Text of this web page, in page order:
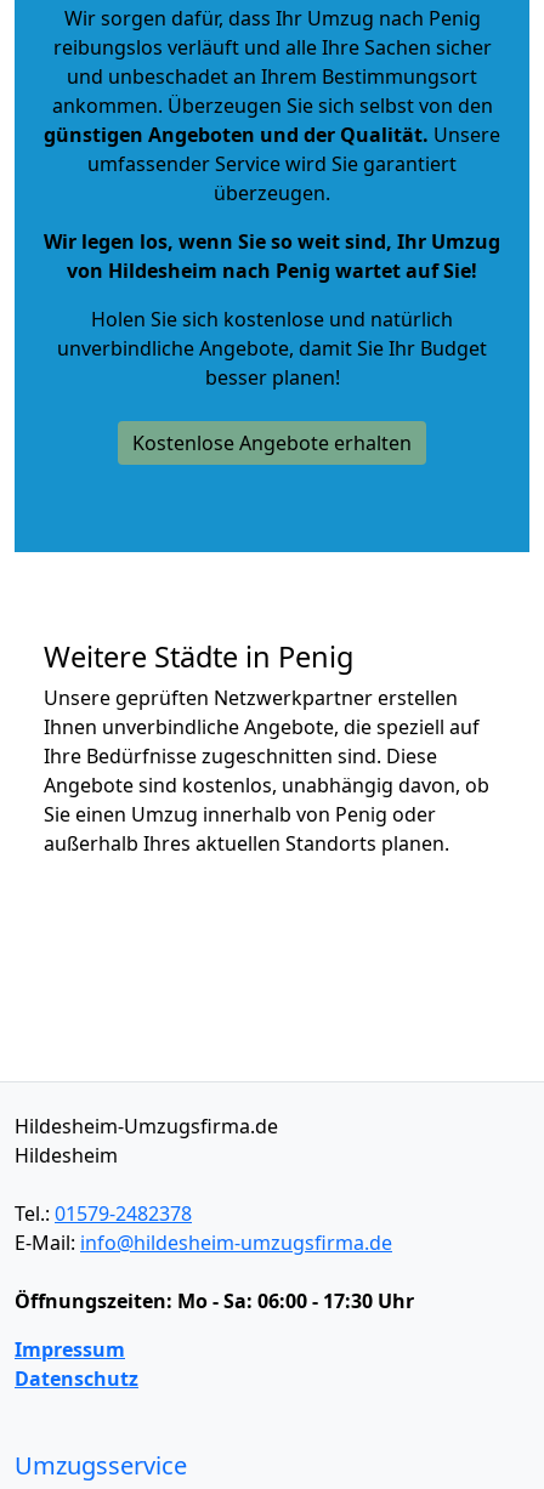
Wir sorgen dafür, dass Ihr Umzug nach Penig
reibungslos verläuft und alle Ihre Sachen sicher
und unbeschadet an Ihrem Bestimmungsort
ankommen. Überzeugen Sie sich selbst von den
günstigen Angeboten und der Qualität. Unsere
umfassender Service wird Sie garantiert
überzeugen.
Wir legen los, wenn Sie so weit sind, Ihr Umzug
von Hildesheim nach Penig wartet auf Sie!
Holen Sie sich kostenlose und natürlich
unverbindliche Angebote, damit Sie Ihr Budget
besser planen!
Kostenlose Angebote erhalten
Weitere Städte in Penig
Unsere geprüften Netzwerkpartner erstellen
Ihnen unverbindliche Angebote, die speziell auf
Ihre Bedürfnisse zugeschnitten sind. Diese
Angebote sind kostenlos, unabhängig davon, ob
Sie einen Umzug innerhalb von Penig oder
außerhalb Ihres aktuellen Standorts planen.
Hildesheim-Umzugsfirma.de
Hildesheim
Tel.: 01579-2482378
E-Mail: info@hildesheim-umzugsfirma.de
Öffnungszeiten: Mo - Sa: 06:00 - 17:30 Uhr
Impressum
Datenschutz
Umzugsservice